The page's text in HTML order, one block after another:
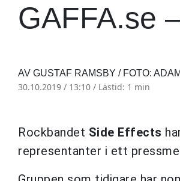
GAFFA.se
AV GUSTAF RAMSBY / FOTO:
30.10.2019 / 13:10 / Lästid: 1 min
Rockbandet Side Effects
representanter i ett